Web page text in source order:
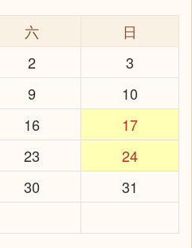
六
日
2
3
9
10
16
17
23
24
30 31